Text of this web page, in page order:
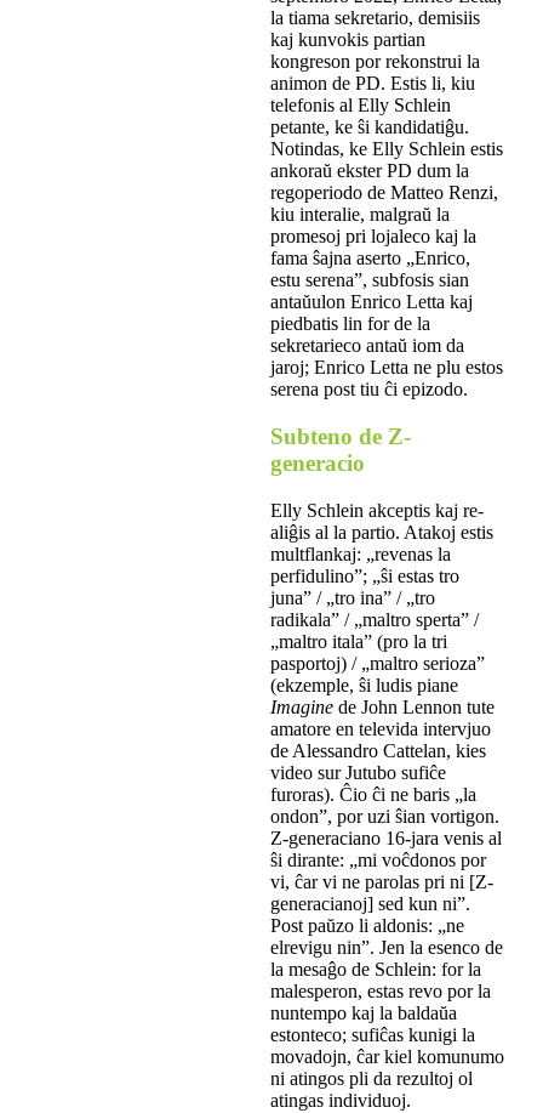
la tiama sekretario, demisiis
kaj kunvokis partian
kongreson por rekonstrui la
animon de PD. Estis li, kiu
telefonis al Elly Schlein
petante, ke ŝi kandidatiĝu.
Notindas, ke Elly Schlein estis
ankoraŭ ekster PD dum la
regoperiodo de Matteo Renzi,
kiu interalie, malgraŭ la
promesoj pri lojaleco kaj la
fama ŝajna aserto „Enrico,
estu serena”, subfosis sian
antaŭulon Enrico Letta kaj
piedbatis lin for de la
sekretarieco antaŭ iom da
jaroj; Enrico Letta ne plu estos
serena post tiu ĉi epizodo.
Subteno de Z-
generacio
Elly Schlein akceptis kaj re-
aliĝis al la partio. Atakoj estis
multflankaj: „revenas la
perfidulino”; „ŝi estas tro
juna” / „tro ina” / „tro
radikala” / „maltro sperta” /
„maltro itala” (pro la tri
pasportoj) / „maltro serioza”
(ekzemple, ŝi ludis piane
Imaginede John Lennon tute
amatore en televida intervjuo
de Alessandro Cattelan, kies
video sur Jutubo sufiĉe
furoras). Ĉio ĉi ne baris „la
ondon”, por uzi ŝian vortigon.
Z-generaciano 16-jara venis al
ŝi dirante: „mi voĉdonos por
vi, ĉar vi ne parolas pri ni [Z-
generacianoj] sed kun ni”.
Post paŭzo li aldonis: „ne
elrevigu nin”. Jen la esenco de
la mesaĝo de Schlein: for la
malesperon, estas revo por la
nuntempo kaj la baldaŭa
estonteco; sufiĉas kunigi la
movadojn, ĉar kiel komunumo
ni atingos pli da rezultoj ol
atingas individuoj.